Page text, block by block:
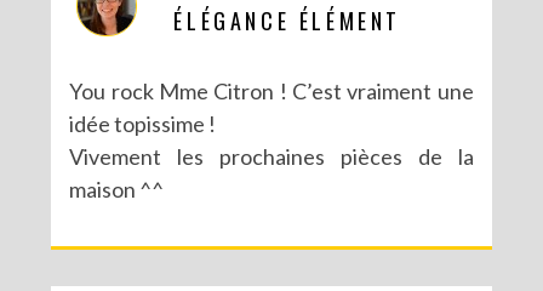
ÉLÉGANCE ÉLÉMENT
You rock Mme Citron ! C’est vraiment une
idée topissime !
Vivement les prochaines pièces de la
maison ^^